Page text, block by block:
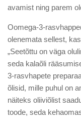
avamist ning parem
Oomega-3-
olenemata sellest,
„Seetõttu on väga
seda kalaõli
3-rasvhapete
õlisid, mille puhul on
näiteks oliiviõlist
toode, seda